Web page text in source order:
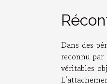
Dans des
reconnu
véritables